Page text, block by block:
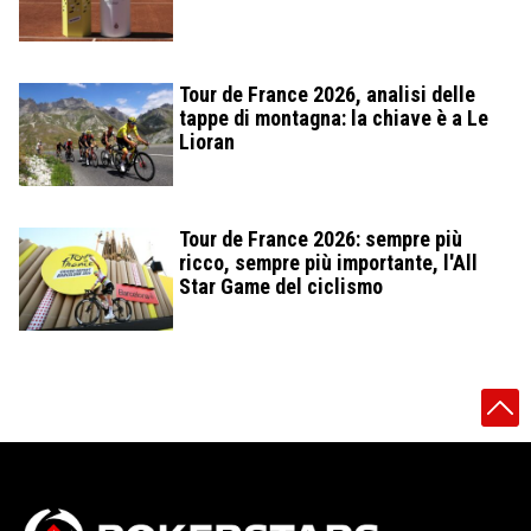
Tour de France 2026, analisi delle
tappe di montagna: la chiave è a Le
Lioran
Tour de France 2026: sempre più
ricco, sempre più importante, l'All
Star Game del ciclismo